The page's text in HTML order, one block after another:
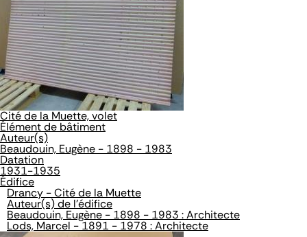
Cité de la Muette, volet
Élément de bâtiment
Auteur(s)
Beaudouin, Eugène - 1898 - 1983
Datation
1931-1935
Édifice
Drancy - Cité de la Muette
Auteur(s) de l'édifice
Beaudouin, Eugène - 1898 - 1983 : Architecte
Lods, Marcel - 1891 - 1978 : Architecte